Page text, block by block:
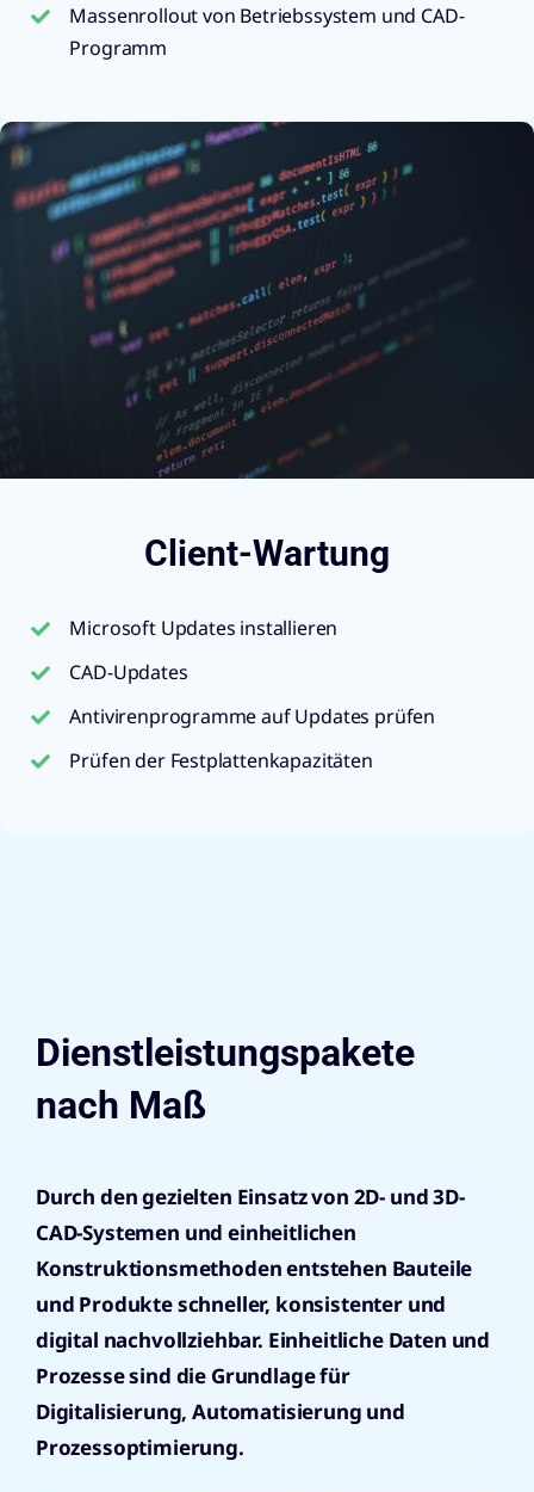
Massenrollout von Betriebssystem und CAD-
Programm
Client-Wartung
Microsoft Updates installieren
CAD-Updates
Antivirenprogramme auf Updates prüfen
Prüfen der Festplattenkapazitäten
Dienstleistungspakete
nach Maß
Durch den gezielten Einsatz von 2D- und 3D-
CAD-Systemen und einheitlichen
Konstruktionsmethoden entstehen Bauteile
und Produkte schneller, konsistenter und
digital nachvollziehbar. Einheitliche Daten und
Prozesse sind die Grundlage für
Digitalisierung, Automatisierung und
Prozessoptimierung.